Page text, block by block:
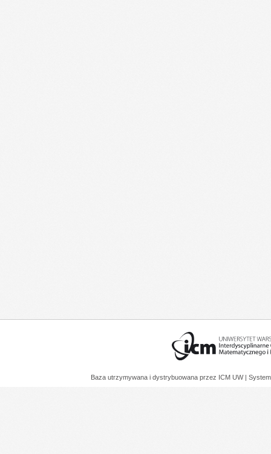
Baza utrzymywana i dystrybuowana przez ICM UW |